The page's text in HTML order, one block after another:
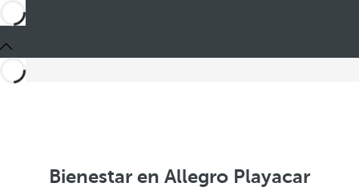
Bienestar en Allegro Playacar